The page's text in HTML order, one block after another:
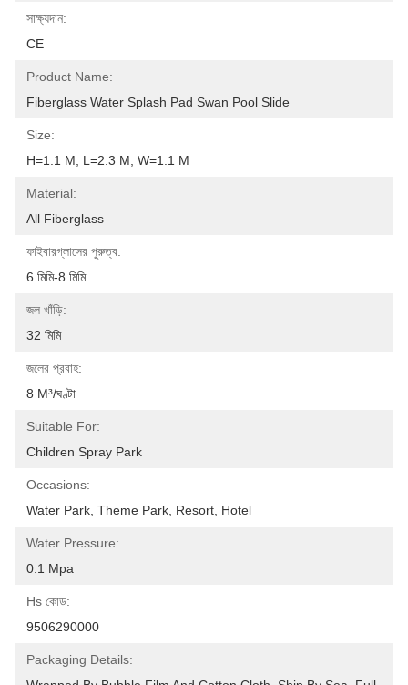
সাক্ষ্যদান:
CE
Product Name:
Fiberglass Water Splash Pad Swan Pool Slide
Size:
H=1.1 M, L=2.3 M, W=1.1 M
Material:
All Fiberglass
ফাইবারগ্লাসের পুরুত্ব:
6 মিমি-8 মিমি
জল খাঁড়ি:
32 মিমি
জলের প্রবাহ:
8 M³/ঘণ্টা
Suitable For:
Children Spray Park
Occasions:
Water Park, Theme Park, Resort, Hotel
Water Pressure:
0.1 Mpa
Hs কোড:
9506290000
Packaging Details: